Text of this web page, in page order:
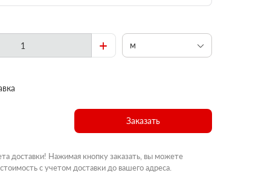
+ м
Заказать
доставки! Нажимая кнопку заказать, вы можете
с учетом доставки до вашего адреса.